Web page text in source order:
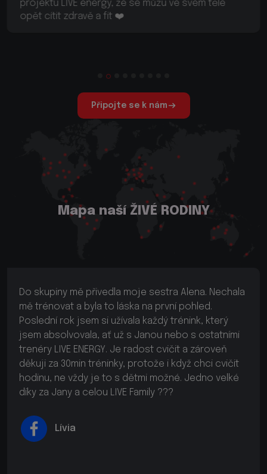
Připojte se k nám
Mapa naší ŽIVÉ RODINY
Mým nejlepším rozhodnutím bylo vytvořit si
registraci na webu a připojit se k jedinečné
komunitě LIVE FAMILY. Tento tréninkový program
není jen o kvalitních trénincích, ale během akcí a
různých happeningů vznikají i skvělá přátelství ? Z
celého srdce děkuji Jany za vytvoření tohoto
projektu.